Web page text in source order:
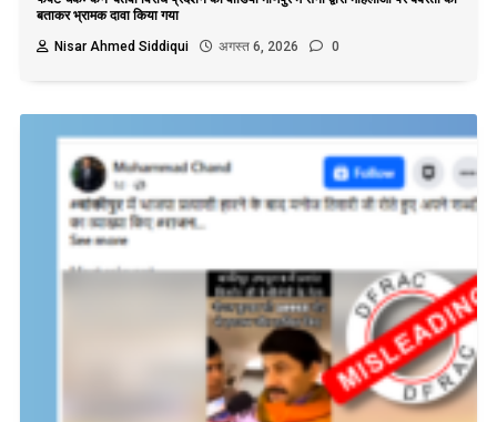
बताकर भ्रामक दावा किया गया
Nisar Ahmed Siddiqui
अगस्त 6, 2026 0